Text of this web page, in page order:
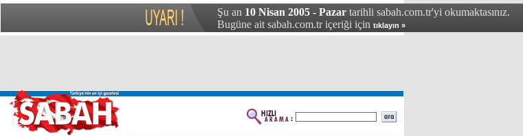
Şu an 10 Nisan 2005 - Pazar tarihli sabah.com.tr'yi okumaktasınız.
Bugüne ait sabah.com.tr içeriği için tıklayın »